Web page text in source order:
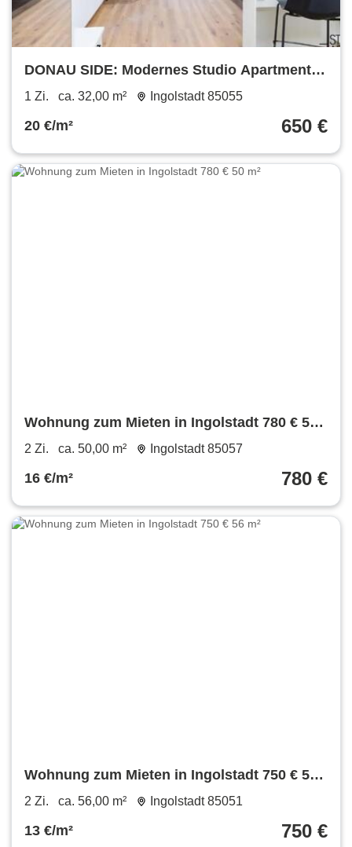
DONAU SIDE: Modernes Studio Apartment
mit Fitnessstudio & Co-Working
1 Zi. ca. 32,00 m² Ingolstadt 85055
20 €/m² 650 €
Wohnung zum Mieten in Ingolstadt 780 € 50
m²
2 Zi. ca. 50,00 m² Ingolstadt 85057
16 €/m² 780 €
Wohnung zum Mieten in Ingolstadt 750 € 56
m²
2 Zi. ca. 56,00 m² Ingolstadt 85051
13 €/m² 750 €